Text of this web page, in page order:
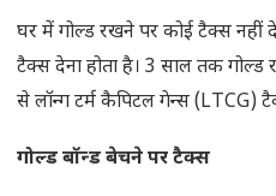
घर में गोल्ड रखने पर कोई टैक्स नहीं
टैक्स देना होता है। 3 साल तक
से लॉन्ग टर्म कैपिटल गेन्स (LTCG)
गोल्ड बॉन्ड बेचने पर टैक्स